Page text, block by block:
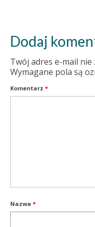
Dodaj
Twój adres e-mail
Wymagane pola są
Komentarz *
Nazwa *